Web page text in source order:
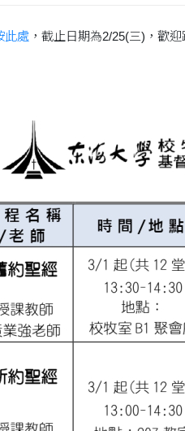
此處 ，截止日期為2/25(三)，歡